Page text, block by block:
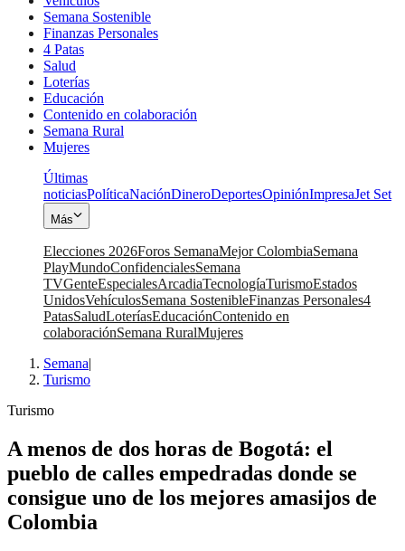
Semana Sostenible
Finanzas Personales
4 Patas
Salud
Loterías
Educación
Contenido en colaboración
Semana Rural
Mujeres
Últimas
noticiasPolíticaNaciónDineroDeportesOpiniónImpresaJet Set
Más
Elecciones 2026Foros SemanaMejor ColombiaSemana
PlayMundoConfidencialesSemana
TVGenteEspecialesArcadiaTecnologíaTurismoEstados
UnidosVehículosSemana SostenibleFinanzas Personales4
PatasSaludLoteríasEducaciónContenido en
colaboraciónSemana RuralMujeres
Semana|
Turismo
Turismo
A menos de dos horas de Bogotá: el
pueblo de calles empedradas donde se
consigue uno de los mejores amasijos de
Colombia